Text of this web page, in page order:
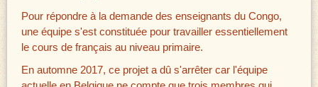
Pour répondre à la demande des enseignants du Congo,
une équipe s'est constituée pour travailler essentiellement
le cours de français au niveau primaire.
En automne 2017, ce projet a dû s'arrêter car l'équipe